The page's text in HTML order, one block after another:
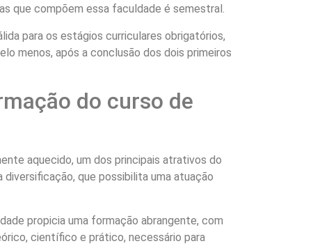
que compõem essa faculdade é semestral.
para os estágios curriculares obrigatórios,
menos, após a conclusão dos dois primeiros
do curso de
aquecido, um dos principais atrativos do
diversificação, que possibilita uma atuação
propicia uma formação abrangente, com
científico e prático, necessário para